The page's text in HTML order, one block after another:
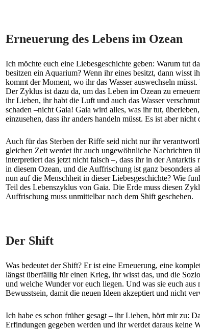
Erneuerung des Lebens im Ozean
Ich möchte euch eine Liebesgeschichte geben: Warum tut
besitzen ein Aquarium? Wenn ihr eines besitzt, dann wisst
kommt der Moment, wo ihr das Wasser auswechseln
Der Zyklus ist dazu da, um das Leben im Ozean zu
ihr Lieben, ihr habt die Luft und auch das Wasser
schaden –nicht Gaia! Gaia wird alles, was ihr tut,
einzusehen, dass ihr anders handeln müsst. Es ist aber
Auch für das Sterben der Riffe seid nicht nur ihr
gleichen Zeit werdet ihr auch ungewöhnliche Nachrichten
interpretiert das jetzt nicht falsch –, dass ihr in der
in diesem Ozean, und die Auffrischung ist ganz
nun auf die Menschheit in dieser Liebesgeschichte? Wie
Teil des Lebenszyklus von Gaia. Die Erde muss diesen
Auffrischung muss unmittelbar nach dem Shift geschehen.
Der Shift
Was bedeutet der Shift? Er ist eine Erneuerung, eine
längst überfällig für einen Krieg, ihr wisst das, und die
und welche Wunder vor euch liegen. Und was sie euch
Bewusstsein, damit die neuen Ideen akzeptiert und nicht
Ich habe es schon früher gesagt – ihr Lieben, hört mir zu:
Erfindungen gegeben werden und ihr werdet daraus keine